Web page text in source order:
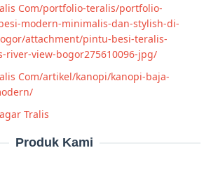
Com/portfolio-teralis/portfolio-
modern-minimalis-dan-stylish-di-
attachment/pintu-besi-teralis-
river-view-bogor275610096-jpg/
Com/artikel/kanopi/kanopi-baja-
Tralis
Produk Kami